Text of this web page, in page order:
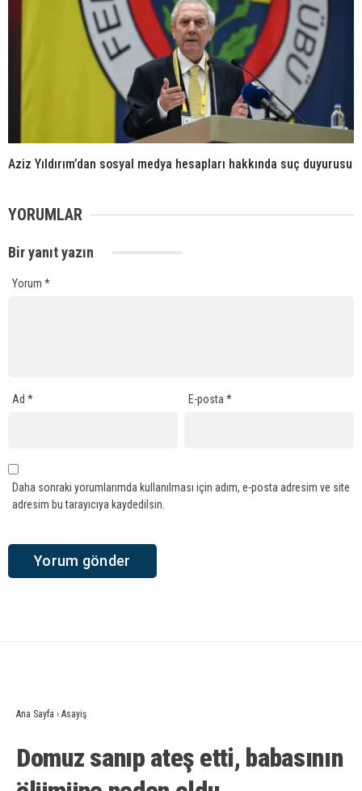
Aziz Yıldırım’dan sosyal medya hesapları hakkında suç duyurusu
YORUMLAR
Bir yanıt yazın
Yorum *
Ad * E-posta*
Daha sonraki yorumlarımda kullanılması için adım, e-posta adresim ve site
adresim bu tarayıcıya kaydedilsin.
Ana Sayfa › Asayiş
Domuz sanıp ateş etti, babasının